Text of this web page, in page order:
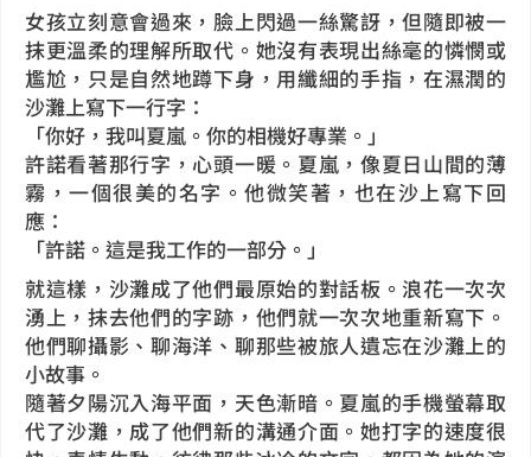
女孩立刻意會過來，臉上閃過一絲驚訝，但隨即被一
抹更溫柔的理解所取代。她沒有表現出絲毫的憐憫或
尷尬，只是自然地蹲下身，用纖細的手指，在濕潤的
沙灘上寫下一行字：
「你好，我叫夏嵐。你的相機好專業。」
許諾看著那行字，心頭一暖。夏嵐，像夏日山間的薄
霧，一個很美的名字。他微笑著，也在沙上寫下回
應：
「許諾。這是我工作的一部分。」
就這樣，沙灘成了他們最原始的對話板。浪花一次次
湧上，抹去他們的字跡，他們就一次次地重新寫下。
他們聊攝影、聊海洋、聊那些被旅人遺忘在沙灘上的
小故事。
隨著夕陽沉入海平面，天色漸暗。夏嵐的手機螢幕取
代了沙灘，成了他們新的溝通介面。她打字的速度很